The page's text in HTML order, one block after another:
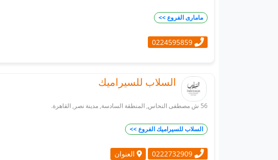
مامارى الفروع >>
0224595859
السلاب للسيراميك
56 ش مصطفى النحاس, المنطقة السادسة, مدينة نصر, القاهرة.
السلاب للسيراميك الفروع >>
0222732909 العنوان